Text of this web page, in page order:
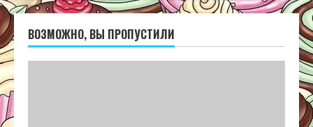
ВОЗМОЖНО, ВЫ ПРОПУСТИЛИ